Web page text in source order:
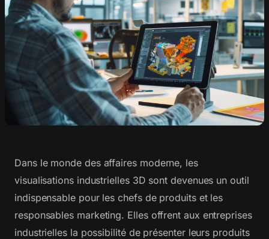
Dans le monde des affaires moderne, les
visualisations industrielles 3D sont devenues un outil
indispensable pour les chefs de produits et les
responsables marketing. Elles offrent aux entreprises
industrielles la possibilité de présenter leurs produits